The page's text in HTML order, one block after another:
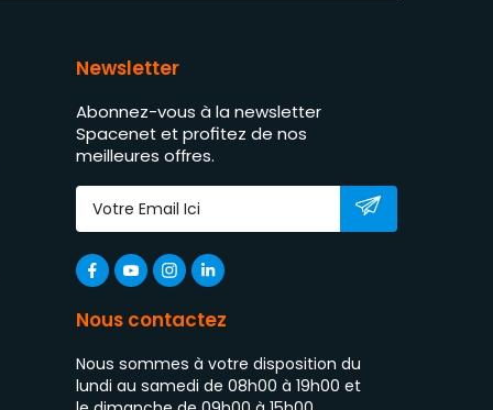
Newsletter
Abonnez-vous à la newsletter
Spacenet et profitez de nos
meilleures offres.
Nous contactez
Nous sommes à votre disposition du
lundi au samedi de 08h00 à 19h00 et